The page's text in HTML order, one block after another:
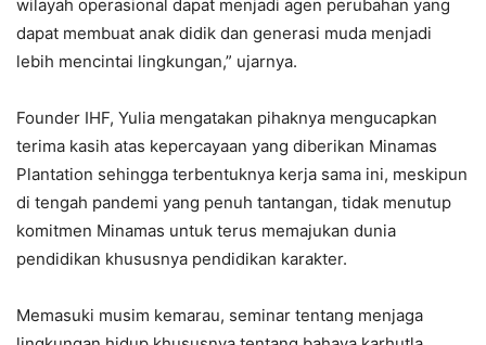
wilayah operasional dapat menjadi agen perubahan yang
dapat membuat anak didik dan generasi muda menjadi
lebih mencintai lingkungan,” ujarnya.
Founder IHF, Yulia mengatakan pihaknya mengucapkan
terima kasih atas kepercayaan yang diberikan Minamas
Plantation sehingga terbentuknya kerja sama ini, meskipun
di tengah pandemi yang penuh tantangan, tidak menutup
komitmen Minamas untuk terus memajukan dunia
pendidikan khususnya pendidikan karakter.
Memasuki musim kemarau, seminar tentang menjaga